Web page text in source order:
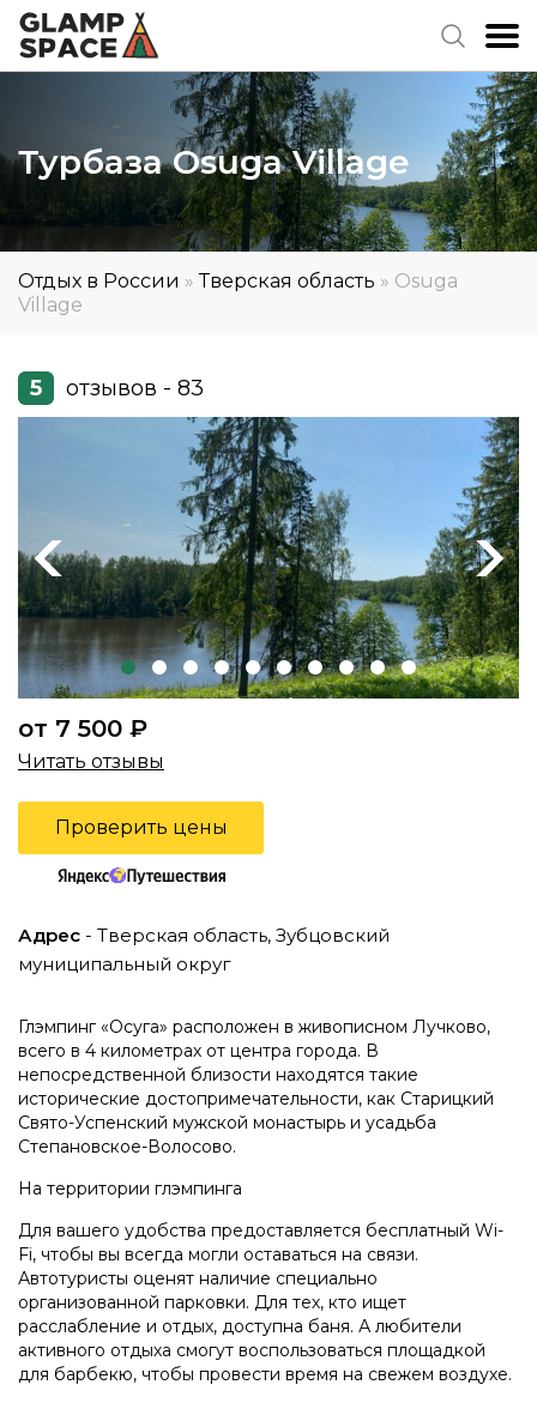
Турбаза Osuga Village
Отдых в России »Тверская область » Osuga
Village
5 отзывов - 83
Previous Next
от 7 500 ₽
Читать отзывы
Проверить цены
Адрес - Тверская область, Зубцовский
муниципальный округ
Глэмпинг «Осуга» расположен в живописном Лучково,
всего в 4 километрах от центра города. В
непосредственной близости находятся такие
исторические достопримечательности, как Старицкий
Свято-Успенский мужской монастырь и усадьба
Степановское-Волосово.
На территории глэмпинга
Для вашего удобства предоставляется бесплатный Wi-
Fi, чтобы вы всегда могли оставаться на связи.
Автотуристы оценят наличие специально
организованной парковки. Для тех, кто ищет
расслабление и отдых, доступна баня. А любители
активного отдыха смогут воспользоваться площадкой
для барбекю, чтобы провести время на свежем воздухе.